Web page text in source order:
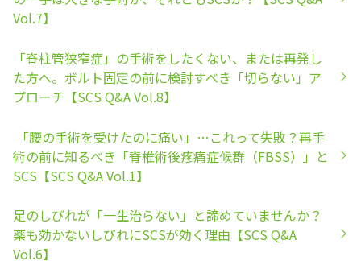
Vol.7】
「脊柱管狭窄症」の手術をしたくない、または再発し
た方へ。ボルト固定の前に検討すべき「切らない」ア
プローチ【SCS Q&A Vol.8】
「腰の手術を受けたのに痛い」…これって失敗？再手
術の前に知るべき「脊椎術後疼痛症候群（FBSS）」と
SCS【SCS Q&A Vol.1】
足のしびれが「一生治らない」と諦めていませんか？
薬も効かないしびれにSCSが効く理由【SCS Q&A
Vol.6】